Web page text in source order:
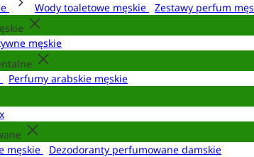
Wody toaletowe męskie
Zestawy perfum
męskie
Perfumy arabskie męskie
męskie
Dezodoranty perfumowane damskie